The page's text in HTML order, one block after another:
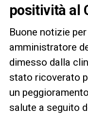
positività al
Buone notizie per
amministratore
dimesso dalla
stato ricoverato
un
salute a seguito